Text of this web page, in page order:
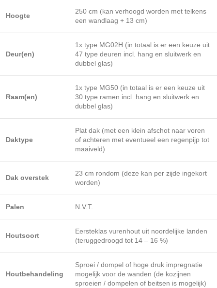
Hoogte
250 cm (kan verhoogd worden met telkens
een wandlaag + 13 cm)
Deur(en)
1x type MG02H (in totaal is er een keuze uit
47 type deuren incl. hang en sluitwerk en
dubbel glas)
Raam(en)
1x type MG50 (in totaal is er een keuze uit
30 type ramen incl. hang en sluitwerk en
dubbel glas)
Daktype
Plat dak (met een klein afschot naar voren
of achteren met eventueel een regenpijp tot
maaiveld)
Dak overstek
23 cm rondom (deze kan per zijde ingekort
worden)
Palen N.V.T.
Houtsoort
Eersteklas vurenhout uit noordelijke landen
(teruggedroogd tot 14 – 16 %)
Houtbehandeling
Sproei / dompel of hoge druk impregnatie
mogelijk voor de wanden (de kozijnen
sproeien / dompelen of beitsen is mogelijk)